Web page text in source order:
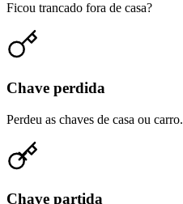
Ficou trancado fora de casa?
Chave perdida
Perdeu as chaves de casa ou carro.
Chave partida